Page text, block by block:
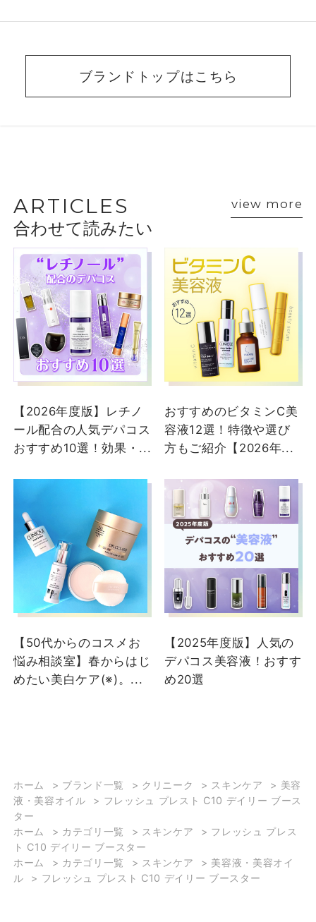
ブランドトップはこちら
VOICE
ショップスタッフ・ブランド担当者のおすす
めをご紹介
クリニーク
羽宮
大丸下関店
2024/07/17
【🍊ギフトにも🎁✨使い
切り濃密集中ケア🍊】 こ
んにちは😊 本日はクリニ
ークの濃密集中ケアのご
紹介💛 ビタミンC*1 をフ
る、集中エイジングケア
*2 です🙋‍♀️ ビタミンC*1
配合 1本を1週間くらいで
も良し🙆🏻‍♀️ 1箱あると安心
なクリニークのフレッシ
ュプレストC10デイリー
ブースター🍊 夏のイベン
トの予定のある方にもピ
ッタリですよー🌺✨ *1
ARTICLES view more
合わせて読みたい
【2026年度版】レチノ
ール配合の人気デパコス
おすすめ10選！効果・...
おすすめのビタミンC美
容液12選！特徴や選び
方もご紹介【2026年...
【50代からのコスメお
悩み相談室】春からはじ
めたい美白ケア(※)。...
【2025年度版】人気の
デパコス美容液！おすす
め20選
ホーム > ブランド一覧 > クリニーク > スキンケア > 美容
液・美容オイル
> フレッシュ プレスト C10 デイリー ブース
ター
ホーム
> カテゴリ一覧 > スキンケア > フレッシュ プレス
ト C10 デイリー ブースター
ホーム
> カテゴリ一覧 > スキンケア > 美容液・美容オイ
ル
> フレッシュ プレスト C10 デイリー ブースター